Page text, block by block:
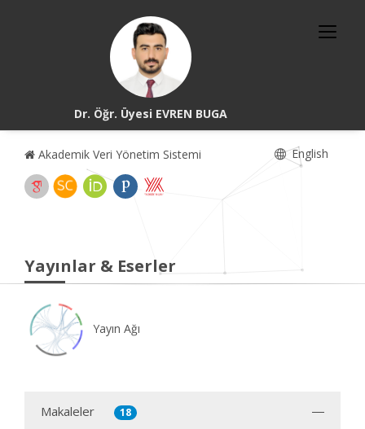
Dr. Öğr. Üyesi EVREN BUGA
Akademik Veri Yönetim Sistemi English
Yayınlar & Eserler
Yayın Ağı
Makaleler 18